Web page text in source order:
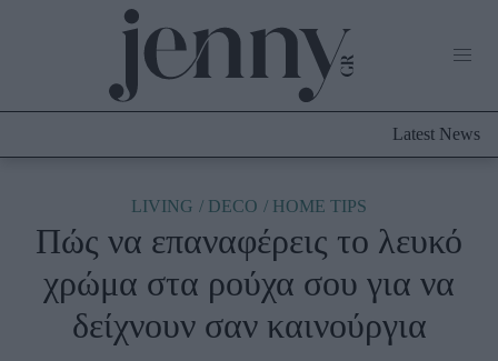
Culture
Fashion
Shopping
Styling Tips
Fashion News
Latest News
LIVING DECO HOME TIPS
Πώς να επαναφέρεις το λευκό
χρώμα στα ρούχα σου για να
δείχνουν σαν καινούργια